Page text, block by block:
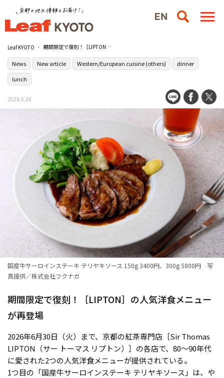
Leaf KYOTO 期間限定で復刻！［LIPTON］の人気洋食メニューが再登場
News New article Western/European cuisine (others)
dinner
lunch
2026.5.24
国産牛サーロインステーキ テリヤキソース 150g 3400円、300g 5800円 写
真提供／株式会社フクナガ
期間限定で復刻！［LIPTON］の人気洋食メニュー
が再登場
2026年6月30日（火）まで、京都の紅茶専門店［Sir Thomas
LIPTON（サー トーマス リプトン）］の各店で、80〜90年代
に愛された2つの人気洋食メニューが提供されている。
1つ目の「国産牛サーロインステーキ テリヤキソース」は、や